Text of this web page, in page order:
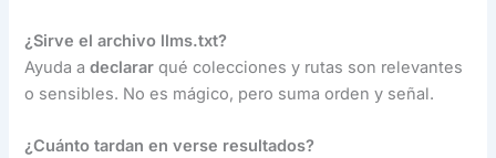
¿Sirve el archivo llms.txt?
Ayuda adeclarar qué colecciones y rutas son relevantes
o sensibles. No es mágico, pero suma orden y señal.
¿Cuánto tardan en verse resultados?